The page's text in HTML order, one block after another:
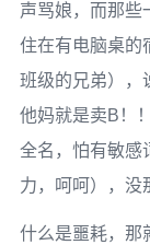
声骂娘，而那些
住在有电脑桌的
班级的兄弟），
他妈就是卖B！
全名，怕有敏感
力，呵呵），没
什么是噩耗，那